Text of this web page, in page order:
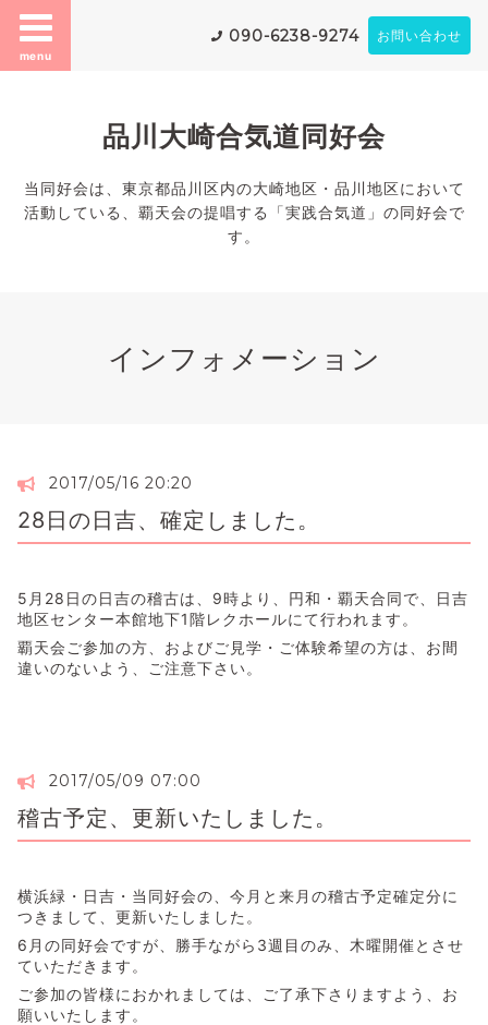
menu
090-6238-9274 お問い合わせ
品川大崎合気道同好会
当同好会は、東京都品川区内の大崎地区・品川地区において
活動している、覇天会の提唱する「実践合気道」の同好会で
す。
インフォメーション
2017/05/16 20:20
28日の日吉、確定しました。
5月28日の日吉の稽古は、9時より、円和・覇天合同で、日吉
地区センター本館地下1階レクホールにて行われます。
覇天会ご参加の方、およびご見学・ご体験希望の方は、お間
違いのないよう、ご注意下さい。
2017/05/09 07:00
稽古予定、更新いたしました。
横浜緑・日吉・当同好会の、今月と来月の稽古予定確定分に
つきまして、更新いたしました。
6月の同好会ですが、勝手ながら3週目のみ、木曜開催とさせ
ていただきます。
ご参加の皆様におかれましては、ご了承下さりますよう、お
願いいたします。